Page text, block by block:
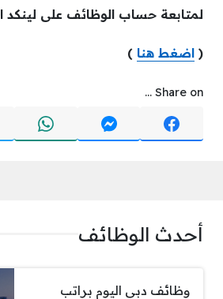
لمتابعة حساب الوظائف على
( اضغط هنا )
Share on ...
أحدث الوظائف
وظائف دبي اليوم براتب